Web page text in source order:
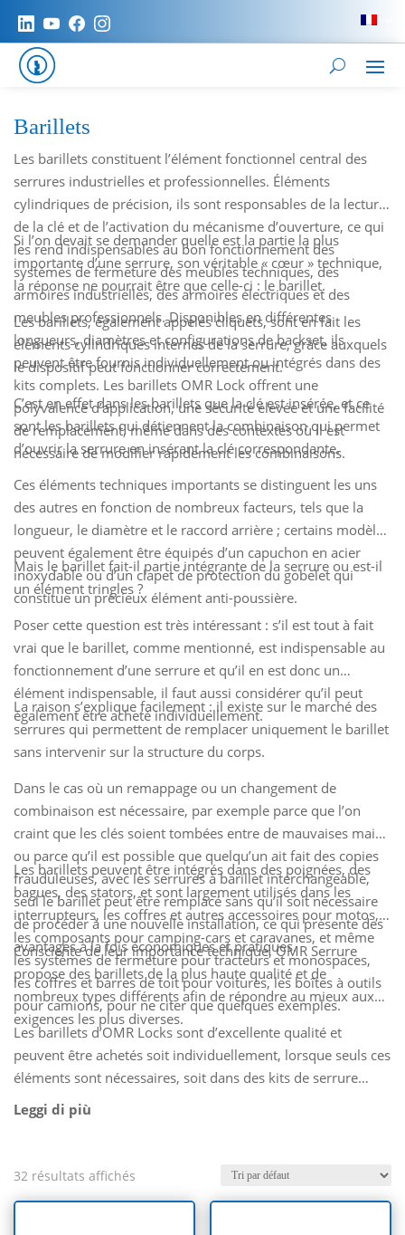
Barillets
Les barillets constituent l’élément fonctionnel central des
serrures industrielles et professionnelles. Éléments
cylindriques de précision, ils sont responsables de la lecture
de la clé et de l’activation du mécanisme d’ouverture, ce qui
les rend indispensables au bon fonctionnement des
systèmes de fermeture des meubles techniques, des
armoires industrielles, des armoires électriques et des
meubles professionnels. Disponibles en différentes
longueurs, diamètres et configurations de backset, ils
peuvent être fournis individuellement ou intégrés dans des
kits complets. Les barillets OMR Lock offrent une
polyvalence d’application, une sécurité élevée et une facilité
de remplacement, même dans des contextes où il est
nécessaire de modifier rapidement les combinaisons.
Si l’on devait se demander quelle est la partie la plus
importante d’une serrure, son véritable « cœur » technique,
la réponse ne pourrait être que celle-ci : le barillet.
Les barillets, également appelés cliquets, sont en fait les
éléments cylindriques internes de la serrure, grâce auxquels
le dispositif peut fonctionner correctement.
C’est en effet dans les barillets que la clé est insérée, et ce
sont les barillets qui détiennent la combinaison qui permet
d’ouvrir la serrure en insérant la clé correspondante.
Ces éléments techniques importants se distinguent les uns
des autres en fonction de nombreux facteurs, tels que la
longueur, le diamètre et le raccord arrière ; certains modèles
peuvent également être équipés d’un capuchon en acier
inoxydable ou d’un clapet de protection du gobelet qui
constitue un précieux élément anti-poussière.
Mais le barillet fait-il partie intégrante de la serrure ou est-il
un élément tringles ?
Poser cette question est très intéressant : s’il est tout à fait
vrai que le barillet, comme mentionné, est indispensable au
fonctionnement d’une serrure et qu’il en est donc un
élément indispensable, il faut aussi considérer qu’il peut
également être acheté individuellement.
La raison s’explique facilement : il existe sur le marché des
serrures qui permettent de remplacer uniquement le barillet
sans intervenir sur la structure du corps.
Dans le cas où un remappage ou un changement de
combinaison est nécessaire, par exemple parce que l’on
craint que les clés soient tombées entre de mauvaises mains
ou parce qu’il est possible que quelqu’un ait fait des copies
frauduleuses, avec les serrures à barillet interchangeable,
seul le barillet peut être remplacé sans qu’il soit nécessaire
de procéder à une nouvelle installation, ce qui présente des
avantages à la fois économiques et pratiques.
Les barillets peuvent être intégrés dans des poignées, des
bagues, des stators, et sont largement utilisés dans les
interrupteurs, les coffres et autres accessoires pour motos,
les composants pour camping-cars et caravanes, et même
les systèmes de fermeture pour tracteurs et monospaces,
les coffres et barres de toit pour voitures, les boîtes à outils
pour camions, pour ne citer que quelques exemples.
Consciente de leur importance technique, OMR Serrure
propose des barillets de la plus haute qualité et de
nombreux types différents afin de répondre au mieux aux
exigences les plus diverses.
Les barillets d’OMR Locks sont d’excellente qualité et
peuvent être achetés soit individuellement, lorsque seuls ces
éléments sont nécessaires, soit dans des kits de serrure
complets.
32 résultats affichés